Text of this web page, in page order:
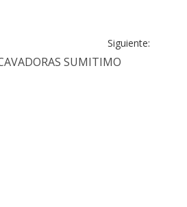
Siguiente:
SUMITIMO